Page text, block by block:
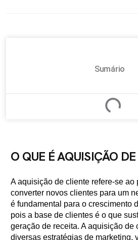
Sumário
O QUE É AQUISIÇÃO
A aquisição de cliente refere-se ao
converter novos clientes para um
é fundamental para o crescimento
pois a base de clientes é o que
geração de receita. A aquisição de
diversas estratégias de marketing,